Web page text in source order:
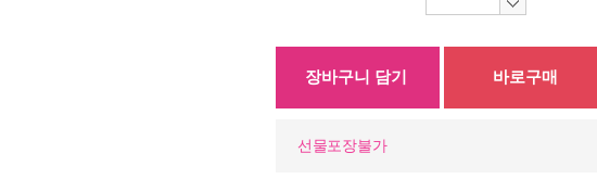
장바구니 담기 바로구매
선물포장불가